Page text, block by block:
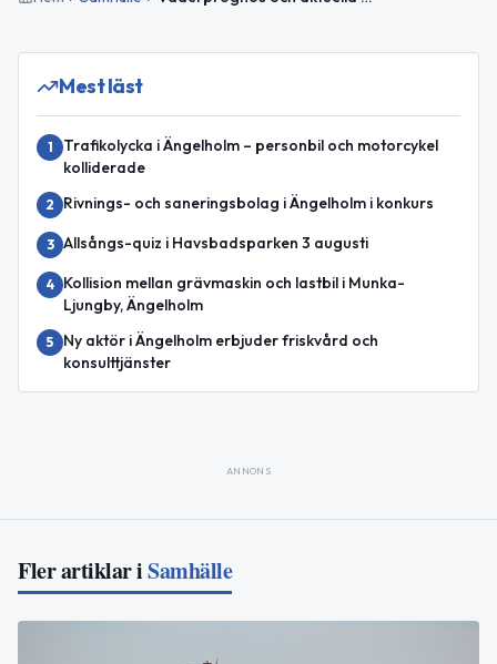
Mest läst
1
Trafikolycka i Ängelholm – personbil och motorcykel
kolliderade
2 Rivnings- och saneringsbolag i Ängelholm i konkurs
3 Allsångs-quiz i Havsbadsparken 3 augusti
4
Kollision mellan grävmaskin och lastbil i Munka-
Ljungby, Ängelholm
5
Ny aktör i Ängelholm erbjuder friskvård och
konsulttjänster
ANNONS
Fler artiklar iSamhälle